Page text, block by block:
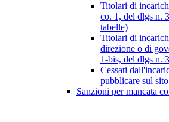
Titolari di
co. 1, del dlgs n.
tabelle)
Titolari di
direzione o di
1-bis, del dlgs n.
Cessati
pubblicare sul
Sanzioni per mancata